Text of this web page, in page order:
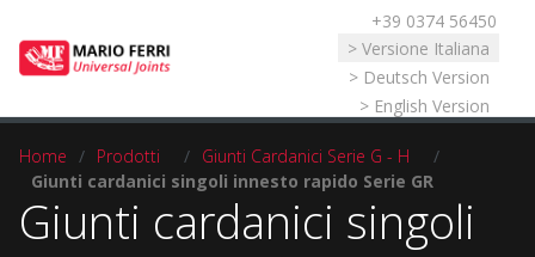
+39 0374 56450
> Versione Italiana
> Deutsch Version
> English Version
Home / Prodotti / Giunti Cardanici Serie G - H
/
Giunti cardanici singoli innesto rapido Serie GR
Giunti cardanici singoli